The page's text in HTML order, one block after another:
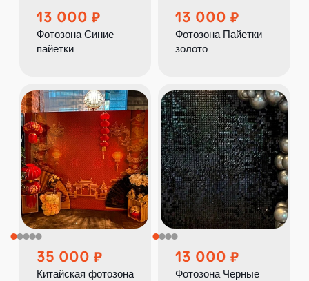
13 000
Фотозона Синие
пайетки
13 000
Фотозона Пайетки
золото
35 000
Китайская фотозона
13 000
Фотозона Черные